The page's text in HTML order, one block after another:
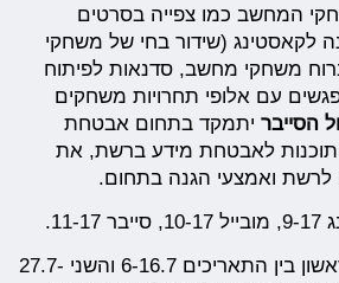
המחשב כמו צפייה בסרטים
לקאסטינג (שידור בחי של משחקי
משחקי מחשב, סדנאות לפיתוח
עם אלופי תחרויות משחקים
הסייבר יתמקד בתחום אבטחת
תוכנות לאבטחת מידע ברשת, את
לרשת ואמצעי הגנה בתחום.
11-17.
שני מחזורים הראשון בין התאריכים 6-16.7 והשני 27.7-